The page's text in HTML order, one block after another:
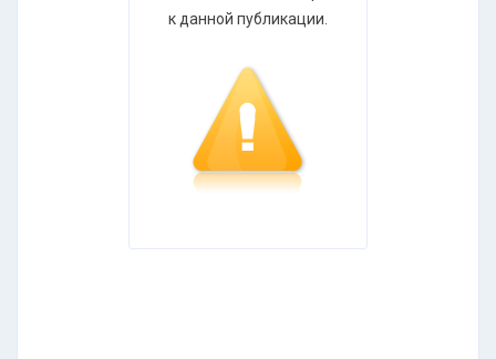
к данной публикации.